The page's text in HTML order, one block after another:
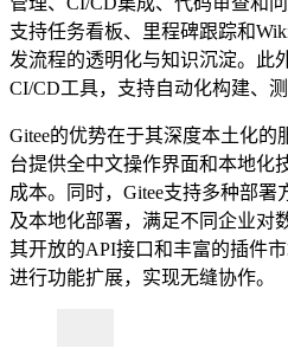
支持任务看板、里程碑跟踪和
发流程的透明化与知识沉淀。此
CI/CD工具，支持自动化构建、
Gitee的优势在于其深度本土化
台提供全中文操作界面和本地化
成本。同时，Gitee支持多种部
及本地化部署，满足不同企业对
其开放的API接口和丰富的插件
进行功能扩展，实现无缝协作。